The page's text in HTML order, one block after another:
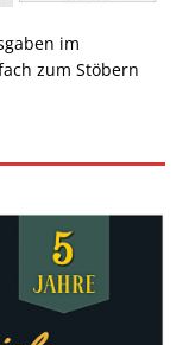
im
zum Stöbern